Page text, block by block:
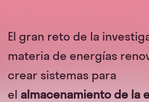
El gran reto de la
materia de energías
crear sistemas para
el almacenamiento de la